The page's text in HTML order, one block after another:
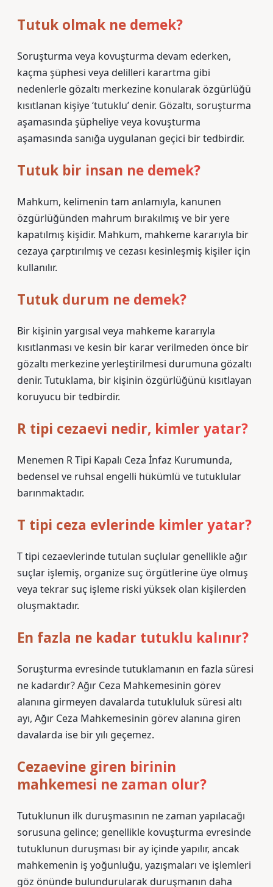
Tutuk olmak ne demek?
Soruşturma veya kovuşturma devam ederken,
kaçma şüphesi veya delilleri karartma gibi
nedenlerle gözaltı merkezine konularak özgürlüğü
kısıtlanan kişiye ‘tutuklu’ denir. Gözaltı, soruşturma
aşamasında şüpheliye veya kovuşturma
aşamasında sanığa uygulanan geçici bir tedbirdir.
Tutuk bir insan ne demek?
Mahkum, kelimenin tam anlamıyla, kanunen
özgürlüğünden mahrum bırakılmış ve bir yere
kapatılmış kişidir. Mahkum, mahkeme kararıyla bir
cezaya çarptırılmış ve cezası kesinleşmiş kişiler için
kullanılır.
Tutuk durum ne demek?
Bir kişinin yargısal veya mahkeme kararıyla
kısıtlanması ve kesin bir karar verilmeden önce bir
gözaltı merkezine yerleştirilmesi durumuna gözaltı
denir. Tutuklama, bir kişinin özgürlüğünü kısıtlayan
koruyucu bir tedbirdir.
R tipi cezaevi nedir, kimler yatar?
Menemen R Tipi Kapalı Ceza İnfaz Kurumunda,
bedensel ve ruhsal engelli hükümlü ve tutuklular
barınmaktadır.
T tipi ceza evlerinde kimler yatar?
T tipi cezaevlerinde tutulan suçlular genellikle ağır
suçlar işlemiş, organize suç örgütlerine üye olmuş
veya tekrar suç işleme riski yüksek olan kişilerden
oluşmaktadır.
En fazla ne kadar tutuklu kalınır?
Soruşturma evresinde tutuklamanın en fazla süresi
ne kadardır? Ağır Ceza Mahkemesinin görev
alanına girmeyen davalarda tutukluluk süresi altı
ayı, Ağır Ceza Mahkemesinin görev alanına giren
davalarda ise bir yılı geçemez.
Cezaevine giren birinin
mahkemesi ne zaman olur?
Tutuklunun ilk duruşmasının ne zaman yapılacağı
sorusuna gelince; genellikle kovuşturma evresinde
tutuklunun duruşması bir ay içinde yapılır, ancak
mahkemenin iş yoğunluğu, yazışmaları ve işlemleri
göz önünde bulundurularak duruşmanın daha